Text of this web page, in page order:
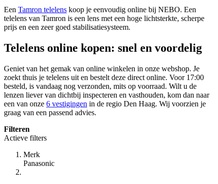
Een Tamron telelens koop je eenvoudig online bij NEBO. Een
telelens van Tamron is een lens met een hoge lichtsterkte, scherpe
prijs en een zeer goed stabilisatiesysteem.
Telelens online kopen: snel en voordelig
Geniet van het gemak van online winkelen in onze webshop. Je
zoekt thuis je telelens uit en bestelt deze direct online. Voor 17:00
besteld, is vandaag nog verzonden, mits op voorraad. Wilt u de
lenzen liever van dichtbij inspecteren en vasthouden, kom dan naar
een van onze 6 vestigingen in de regio Den Haag. Wij voorzien je
graag van een passend advies.
Filteren
Actieve filters
Merk
Panasonic